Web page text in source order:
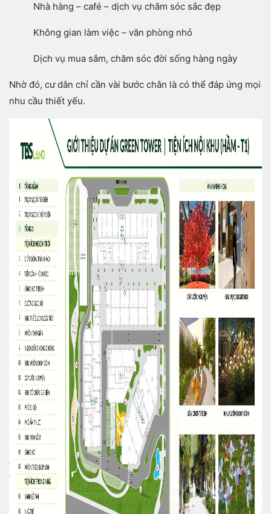
Nhà hàng – café – dịch vụ chăm sóc sắc đẹp
Không gian làm việc – văn phòng nhỏ
Dịch vụ mua sắm, chăm sóc đời sống hàng ngày
Nhờ đó, cư dân chỉ cần vài bước chân là có thể đáp ứng mọi
nhu cầu thiết yếu.